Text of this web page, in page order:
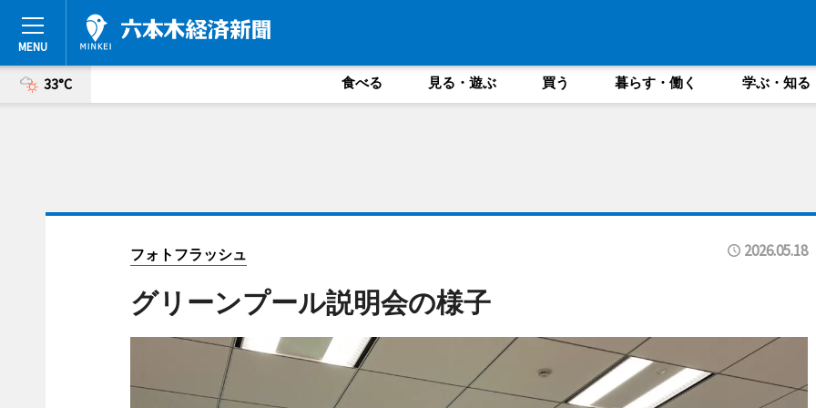
33°C 食べる 見る・遊ぶ 買う 暮らす・働く 学ぶ・知る
フォトフラッシュ 2026.05.18
グリーンプール説明会の様子